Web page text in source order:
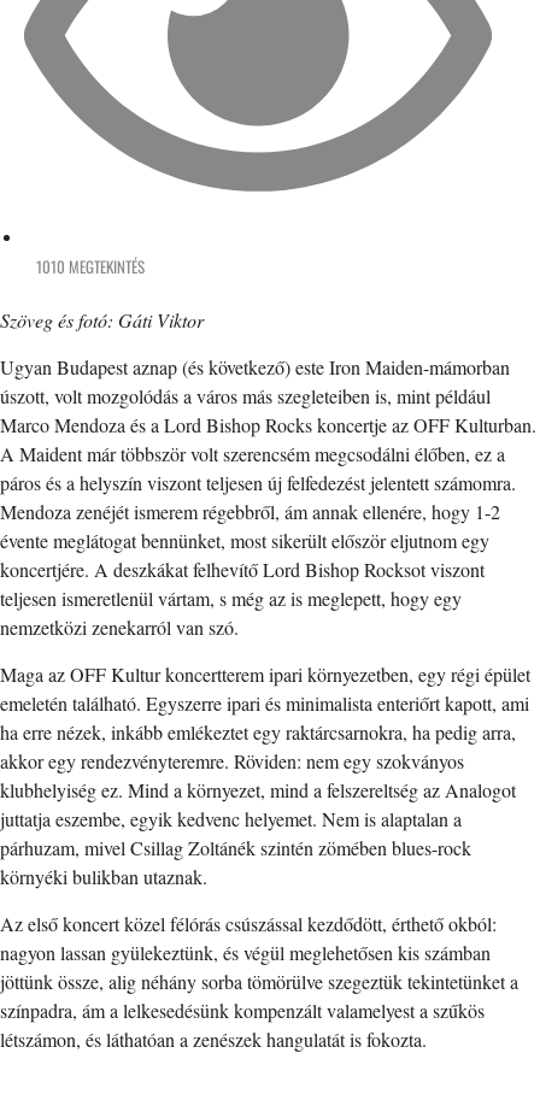
1010 MEGTEKINTÉS
Szöveg és fotó: Gáti Viktor
Ugyan Budapest aznap (és következő) este Iron Maiden-mámorban
úszott, volt mozgolódás a város más szegleteiben is, mint például
Marco Mendoza és a Lord Bishop Rocks koncertje az OFF Kulturban.
A Maident már többször volt szerencsém megcsodálni élőben, ez a
páros és a helyszín viszont teljesen új felfedezést jelentett számomra.
Mendoza zenéjét ismerem régebbről, ám annak ellenére, hogy 1-2
évente meglátogat bennünket, most sikerült először eljutnom egy
koncertjére. A deszkákat felhevítő Lord Bishop Rocksot viszont
teljesen ismeretlenül vártam, s még az is meglepett, hogy egy
nemzetközi zenekarról van szó.
Maga az OFF Kultur koncertterem ipari környezetben, egy régi épület
emeletén található. Egyszerre ipari és minimalista enteriőrt kapott, ami
ha erre nézek, inkább emlékeztet egy raktárcsarnokra, ha pedig arra,
akkor egy rendezvényteremre. Röviden: nem egy szokványos
klubhelyiség ez. Mind a környezet, mind a felszereltség az Analogot
juttatja eszembe, egyik kedvenc helyemet. Nem is alaptalan a
párhuzam, mivel Csillag Zoltánék szintén zömében blues-rock
környéki bulikban utaznak.
Az első koncert közel félórás csúszással kezdődött, érthető okból:
nagyon lassan gyülekeztünk, és végül meglehetősen kis számban
jöttünk össze, alig néhány sorba tömörülve szegeztük tekintetünket a
színpadra, ám a lelkesedésünk kompenzált valamelyest a szűkös
létszámon, és láthatóan a zenészek hangulatát is fokozta.